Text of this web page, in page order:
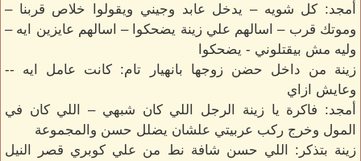
أمجد: كل شويه – يدخل عابد وجيني ويقولوا خلاص قربنا –
وموتك قرب – اسالهم علي زينة يضحكوا – اسالهم عايزين ايه –
وليه مش بيقتلوني - يضحكوا
زينة من داخل حضن زوجها بانهيار تام: كانت عامل ايه --
وعايش ازاي
أمجد: فاكرة يا زينة الرجل اللي كان شبهي – اللي كان في
المول وخرج ركب عربيتي علشان يضلل حسن والمجموعة
زينة بتذكر: اللي حسن شافة نط من علي كوبري قصر النيل